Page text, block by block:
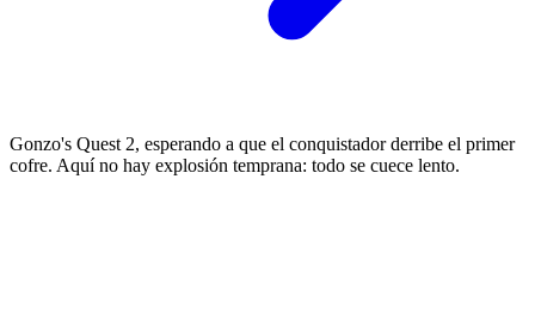
Gonzo's Quest 2, esperando a que el conquistador derribe el primer
cofre. Aquí no hay explosión temprana: todo se cuece lento.